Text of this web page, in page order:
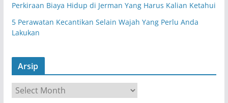
Perkiraan Biaya Hidup di Jerman Yang Harus Kalian Ketahui
5 Perawatan Kecantikan Selain Wajah Yang Perlu Anda
Lakukan
Arsip